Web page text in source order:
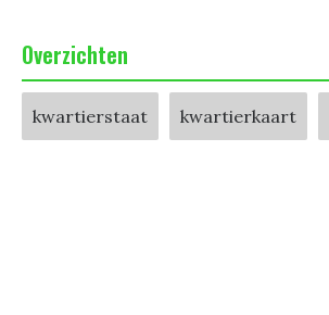
Overzichten
kwartierstaat kwartierkaart